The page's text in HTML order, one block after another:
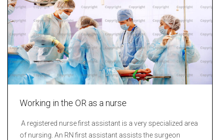
Working in the OR as a nurse
A registered nurse first assistant is a very specialized area
of nursing. An RN first assistant assists the surgeon